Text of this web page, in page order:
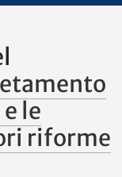
le
riforme